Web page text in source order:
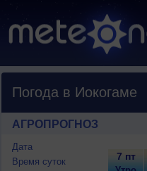
Погода в Иокогаме
АГРОПРОГНОЗ
Дата
Время суток
7 пт